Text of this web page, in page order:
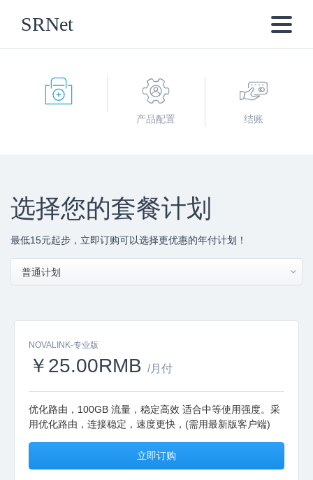
SRNet
产品配置 结账
选择您的套餐计划
最低15元起步，立即订购可以选择更优惠的年付计划！
普通计划
NOVALINK-专业版
￥25.00RMB /月付
优化路由，100GB 流量，稳定高效 适合中等使用强度。采
用优化路由，连接稳定，速度更快，(需用最新版客户端)
立即订购